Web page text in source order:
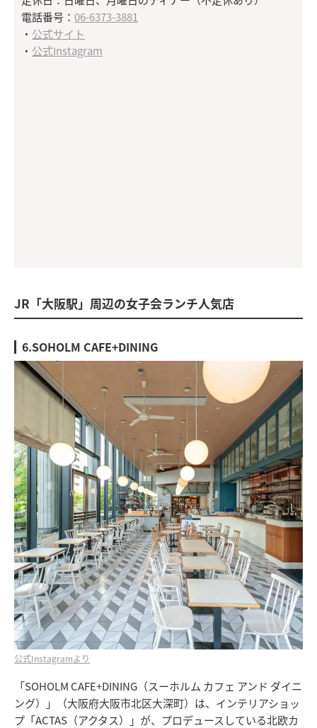
電話番号： 06-6373-3881
・ 公式サイト
・ 公式Instagram
JR「大阪駅」周辺の女子会ランチ人気店
6.SOHOLM CAFE+DINING
公式Instagramより
「SOHOLM CAFE+DINING（スーホルム カフェ アンド ダイニ
ング）」（大阪府大阪市北区大深町）は、インテリアショッ
プ「ACTAS（アクタス）」が、プロデュースしている北欧カ